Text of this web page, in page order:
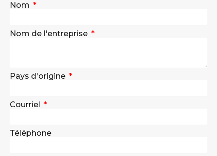
Nom
Nom de l'entreprise
Pays d'origine
Courriel
Téléphone